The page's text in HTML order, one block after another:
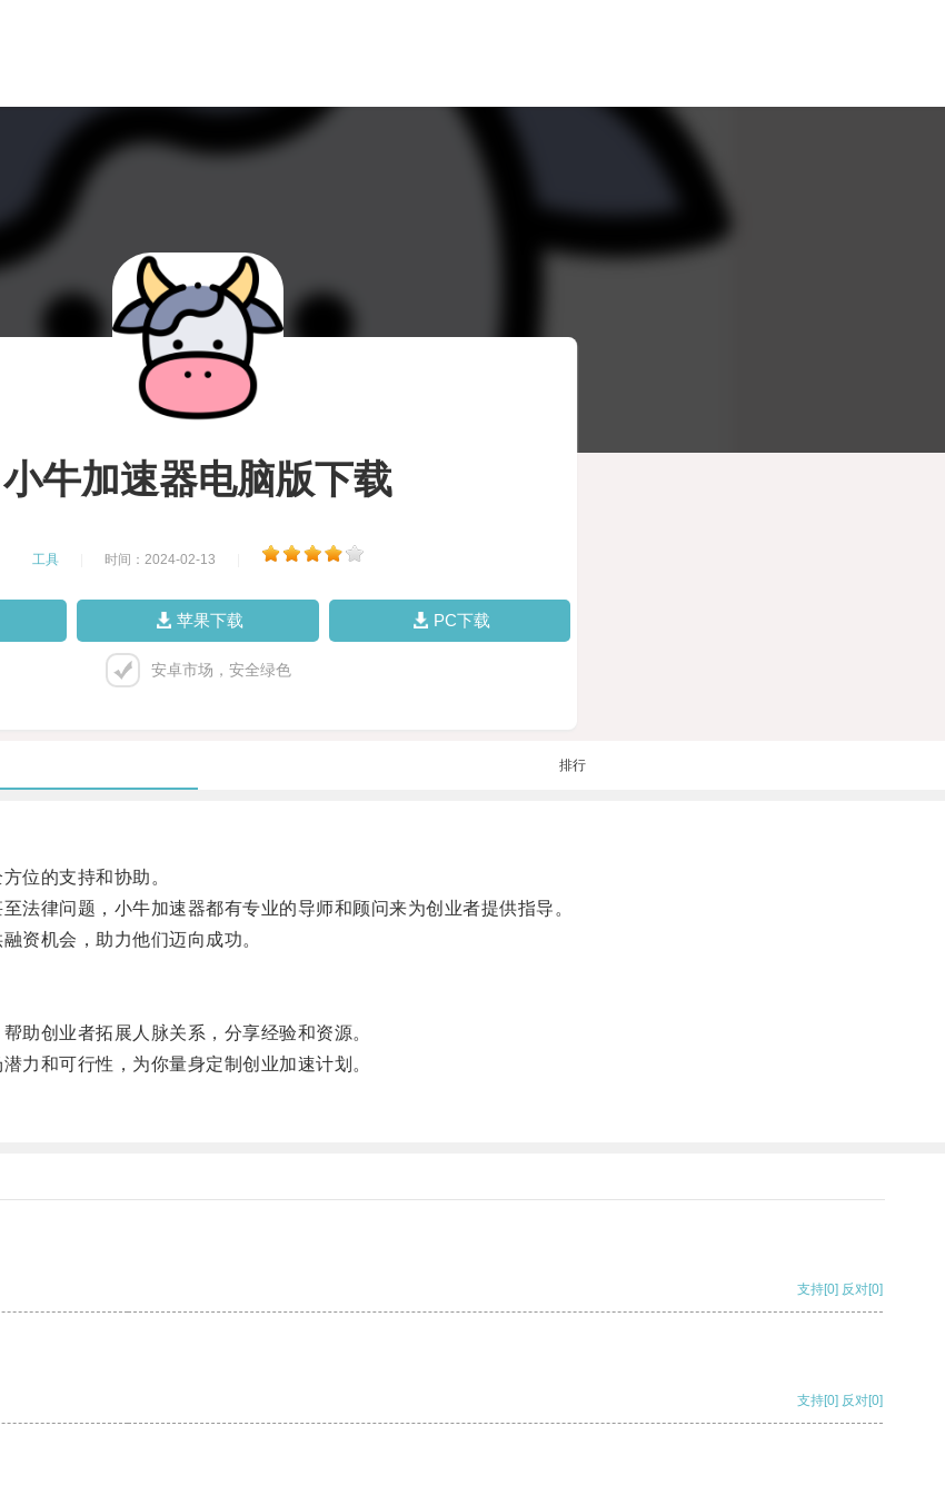
小牛加速器电脑版下载
工具 时间：2024-02-13
苹果下载 PC下载
安卓市场，安全绿色
排行
位的支持和协助。
律问题，小牛加速器都有专业的导师和顾问来为创业者提供指导。
机会，助力他们迈向成功。
创业者拓展人脉关系，分享经验和资源。
和可行性，为你量身定制创业加速计划。
支持[0] 反对[0]
支持[0] 反对[0]